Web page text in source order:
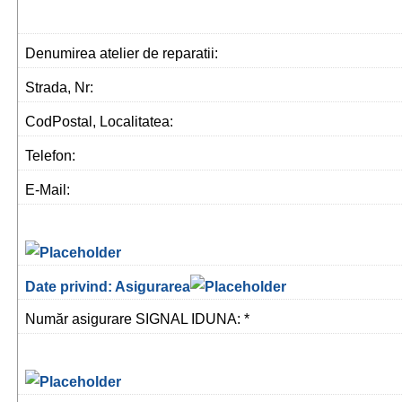
Denumirea atelier de reparatii:
Strada, Nr:
CodPostal, Localitatea:
Telefon:
E-Mail:
Date privind: Asigurarea
Număr asigurare SIGNAL IDUNA: *